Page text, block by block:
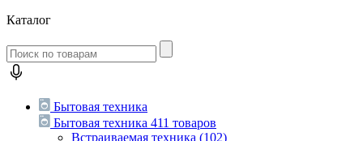
Каталог
Бытовая техника
Бытовая техника 411 товаров
Встраиваемая техника (102)